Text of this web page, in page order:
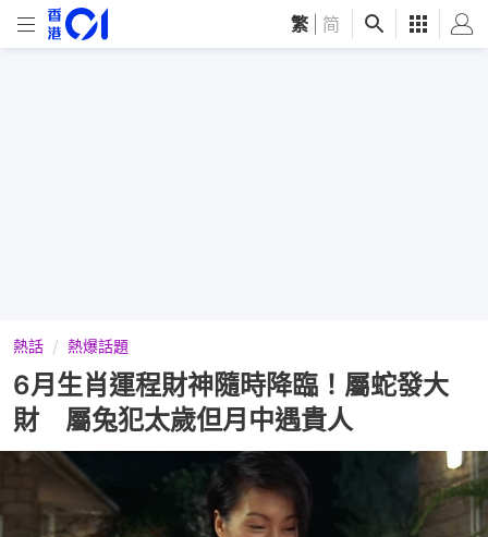
繁 简
熱話 熱爆話題
6月生肖運程財神隨時降臨！屬蛇發大
財 屬兔犯太歲但月中遇貴人